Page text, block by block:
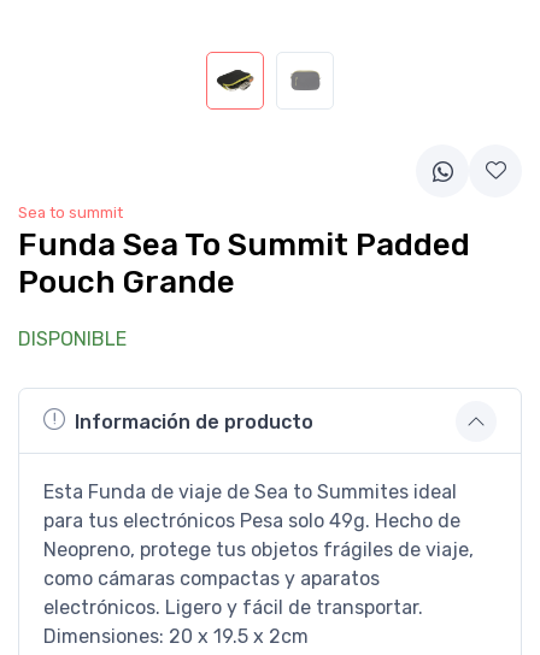
Sea to summit
Funda Sea To Summit Padded
Pouch Grande
DISPONIBLE
Información de producto
Esta Funda de viaje de Sea to Summites ideal
para tus electrónicos Pesa solo 49g. Hecho de
Neopreno, protege tus objetos frágiles de viaje,
como cámaras compactas y aparatos
electrónicos. Ligero y fácil de transportar.
Dimensiones: 20 x 19.5 x 2cm